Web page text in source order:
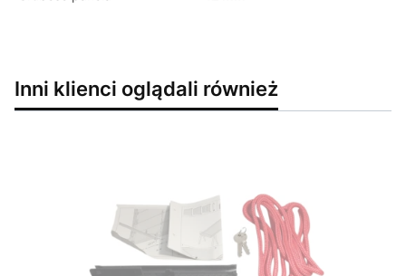
Inni klienci oglądali również